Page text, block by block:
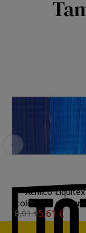
Acrílico
color azul
8,01 €5,61 €